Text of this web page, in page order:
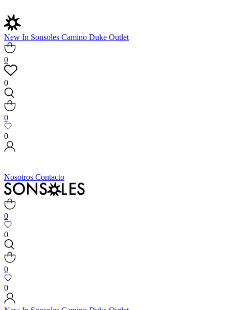
New In Sonsoles Camino Duke Outlet
0
0
0
0
Nosotros Contacto
0
0
0
0